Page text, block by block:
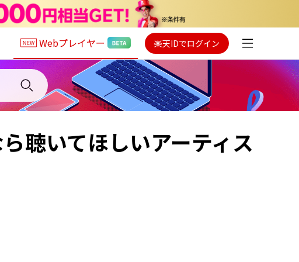
Webプレイヤー 楽天IDでログイン
聴いてほしいアーティス